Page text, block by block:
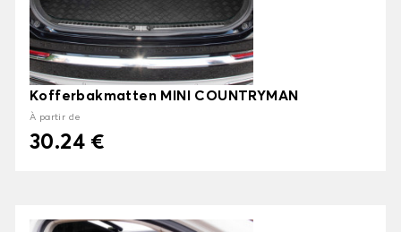
Kofferbakmatten MINI COUNTRYMAN
À partir de
30.24 €